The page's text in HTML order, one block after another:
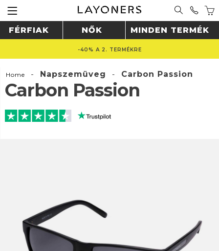
FÉRFIAK NŐK MINDEN TERMÉK
-40% A 2. TERMÉKRE
Home - Napszemüveg - Carbon Passion
Carbon Passion